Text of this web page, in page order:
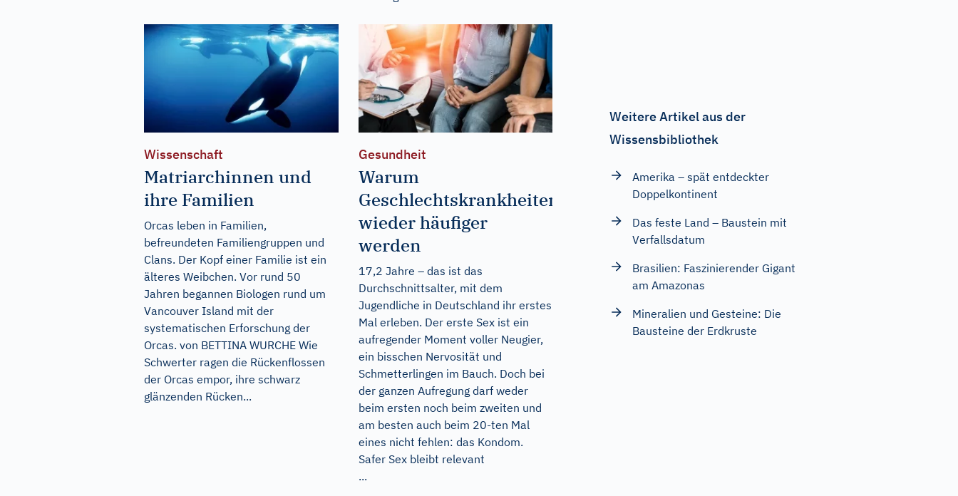
Wissenschaft
Matriarchinnen und
ihre Familien
Orcas leben in Familien,
befreundeten Familiengruppen und
Clans. Der Kopf einer Familie ist ein
älteres Weibchen. Vor rund 50
Jahren begannen Biologen rund um
Vancouver Island mit der
systematischen Erforschung der
Orcas. von BETTINA WURCHE Wie
Schwerter ragen die Rückenflossen
der Orcas empor, ihre schwarz
glänzenden Rücken...
Gesundheit
Warum
Geschlechtskrankheiten
wieder häufiger
werden
17,2 Jahre – das ist das
Durchschnittsalter, mit dem
Jugendliche in Deutschland ihr erstes
Mal erleben. Der erste Sex ist ein
aufregender Moment voller Neugier,
ein bisschen Nervosität und
Schmetterlingen im Bauch. Doch bei
der ganzen Aufregung darf weder
beim ersten noch beim zweiten und
am besten auch beim 20-ten Mal
eines nicht fehlen: das Kondom.
Safer Sex bleibt relevant
...
Weitere Artikel aus der
Wissensbibliothek
Amerika – spät entdeckter
Doppelkontinent
Das feste Land – Baustein mit
Verfallsdatum
Brasilien: Faszinierender Gigant
am Amazonas
Mineralien und Gesteine: Die
Bausteine der Erdkruste